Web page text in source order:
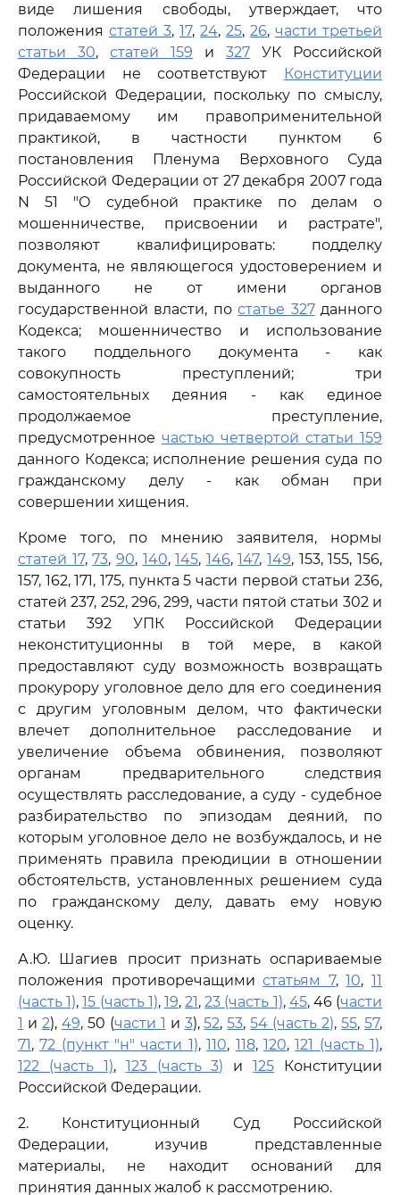
виде лишения свободы, утверждает, что
положения статей 3, 17, 24, 25, 26, части третьей
статьи 30, статей 159 и 327 УК Российской
Федерации не соответствуют
Конституции
Российской Федерации, поскольку по смыслу,
придаваемому им правоприменительной
практикой, в частности пунктом 6
постановления Пленума Верховного Суда
Российской Федерации от 27 декабря 2007 года
N 51 "О судебной практике по делам о
мошенничестве, присвоении и растрате",
позволяют квалифицировать: подделку
документа, не являющегося удостоверением и
выданного не от имени органов
государственной власти, постатье 327данного
Кодекса; мошенничество и использование
такого поддельного документа - как
совокупность преступлений; три
самостоятельных деяния - как единое
продолжаемое преступление,
предусмотренное частью четвертой статьи 159
данного Кодекса; исполнение решения суда по
гражданскому делу - как обман при
совершении хищения.
Кроме того, по мнению заявителя, нормы
статей 17,73, 90, 140,145, 146,147,149, 153, 155, 156,
157, 162, 171, 175, пункта 5 части первой статьи 236,
статей 237, 252, 296, 299, части пятой статьи 302 и
статьи 392 УПК Российской Федерации
неконституционны в той мере, в какой
предоставляют суду возможность возвращать
прокурору уголовное дело для его соединения
с другим уголовным делом, что фактически
влечет дополнительное расследование и
увеличение объема обвинения, позволяют
органам предварительного следствия
осуществлять расследование, а суду - судебное
разбирательство по эпизодам деяний, по
которым уголовное дело не возбуждалось, и не
применять правила преюдиции в отношении
обстоятельств, установленных решением суда
по гражданскому делу, давать ему новую
оценку.
А.Ю. Шагиев просит признать оспариваемые
положения противоречащимистатьям 7,10,11
(часть 1),15 (часть 1), 19,21,23 (часть 1), 45, 46 (части
1 и 2), 49, 50 (части 1 и 3),52,53,54 (часть 2),55,57,
71,72 (пункт "н" части 1),110, 118, 120,121 (часть 1),
122 (часть 1), 123 (часть 3) и125 Конституции
Российской Федерации.
2. Конституционный Суд Российской
Федерации, изучив представленные
материалы, не находит оснований для
принятия данных жалоб к рассмотрению.